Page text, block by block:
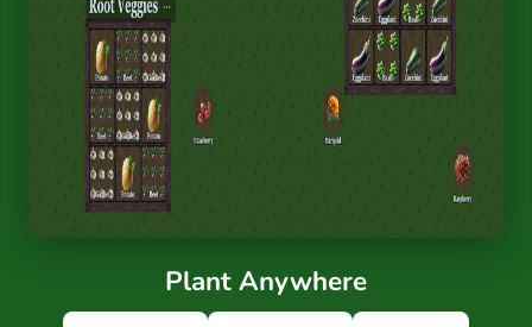
Plant Anywhere